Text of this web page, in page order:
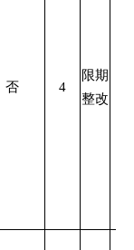
否 4
限期
整改